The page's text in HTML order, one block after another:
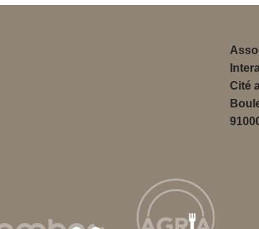
Cité